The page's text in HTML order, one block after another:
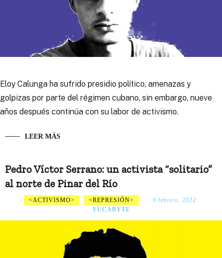
Eloy Calunga ha sufrido presidio político, amenazas y
golpizas por parte del régimen cubano, sin embargo, nueve
años después continúa con su labor de activismo.
LEER MÁS
Pedro Víctor Serrano: un activista “solitario”
al norte de Pinar del Río
ACTIVISMO REPRESIÓN
9 febrero, 2022
YUCABYTE